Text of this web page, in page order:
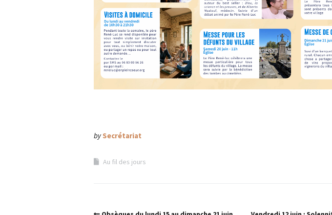
bySecrétariat
Au fil des jours